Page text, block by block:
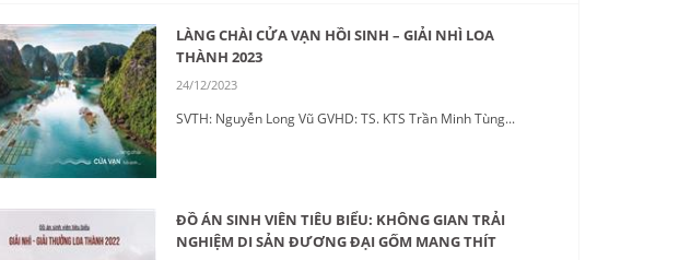
LÀNG CHÀI CỬA VẠN HỒI SINH – GIẢI NHÌ LOA
THÀNH 2023
24/12/2023
SVTH: Nguyễn Long Vũ GVHD: TS. KTS Trần Minh Tùng...
ĐỒ ÁN SINH VIÊN TIÊU BIỂU: KHÔNG GIAN TRẢI
NGHIỆM DI SẢN ĐƯƠNG ĐẠI GỐM MANG THÍT